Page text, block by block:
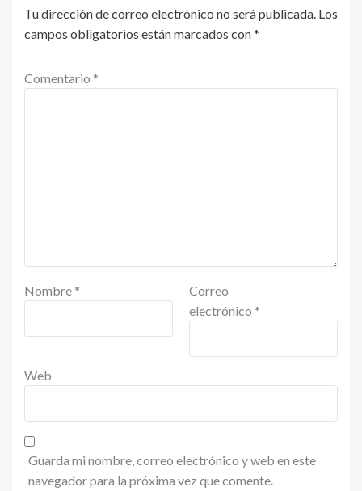
Tu dirección de correo electrónico no será publicada. Los
campos obligatorios están marcados con*
Comentario *
Nombre *
Correo
electrónico *
Web
Guarda mi nombre, correo electrónico y web en este
navegador para la próxima vez que comente.